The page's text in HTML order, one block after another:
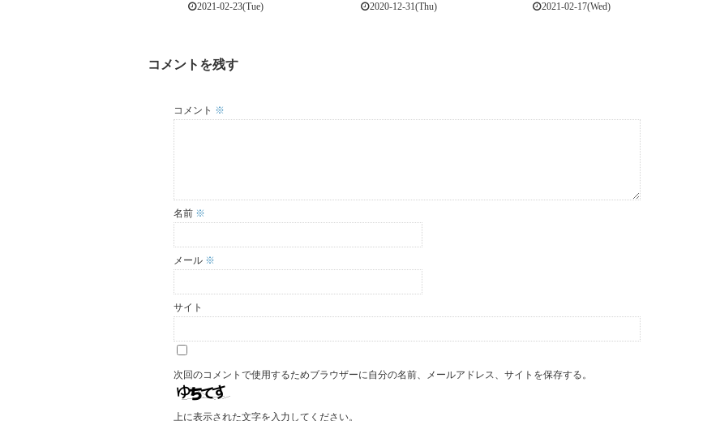
2021-02-23(Tue) 2020-12-31(Thu) 2021-02-17(Wed)
コメントを残す
コメント ※
名前 ※
メール ※
サイト
次回のコメントで使用するためブラウザーに自分の名前、メールアドレス、サイトを保存する。
上に表示された文字を入力してください。